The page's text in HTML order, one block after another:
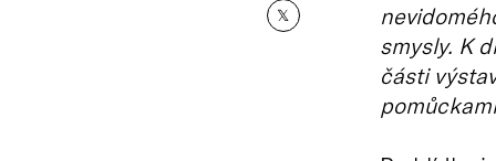
𝕏
smysly. K
části